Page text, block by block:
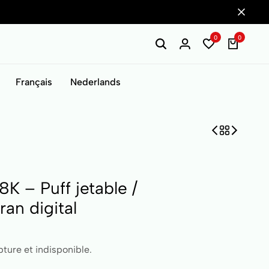
0 0
Français Nederlands
– Puff jetable /
digital
et indisponible.